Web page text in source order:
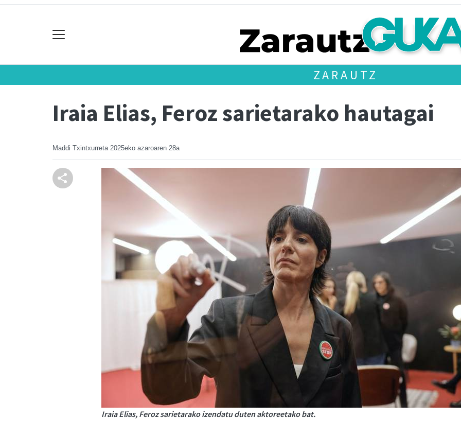
ZARAUTZ
Iraia Elias, Feroz sarietarako hautagai
Maddi Txintxurreta 2025eko azaroaren 28a
Iraia Elias, Feroz sarietarako izendatu duten aktoreetako bat.